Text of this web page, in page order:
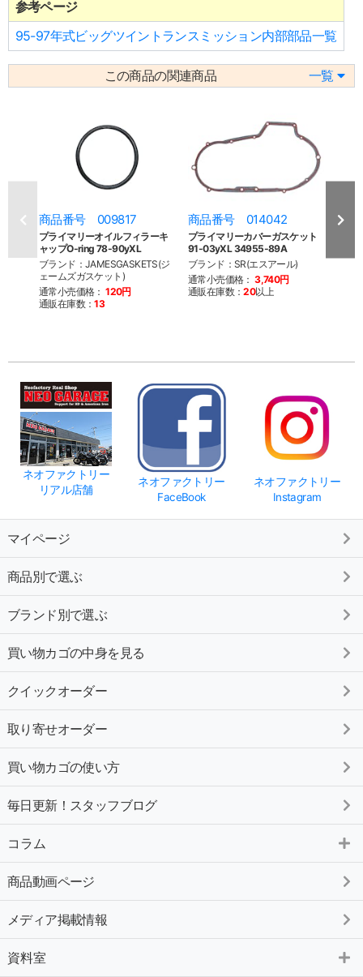
参考ページ
95-97年式ビッグツイントランスミッション内部部品一覧
この商品の関連商品 一覧
商品番号 009817
プライマリーオイルフィラーキ
ャップO-ring 78-90yXL
ブランド：JAMESGASKETS(ジ
ェームズガスケット)
通常小売価格： 120円
通販在庫数：13
商品番号 014042
プライマリーカバーガスケット
91-03yXL 34955-89A
ブランド：SR(エスアール)
通常小売価格： 3,740円
通販在庫数：20以上
商
ネオファクトリー
リアル店舗
ネオファクトリー
FaceBook
ネオファクトリー
Instagram
マイページ
商品別で選ぶ
ブランド別で選ぶ
買い物カゴの中身を見る
クイックオーダー
取り寄せオーダー
買い物カゴの使い方
毎日更新！スタッフブログ
コラム
商品動画ページ
メディア掲載情報
資料室